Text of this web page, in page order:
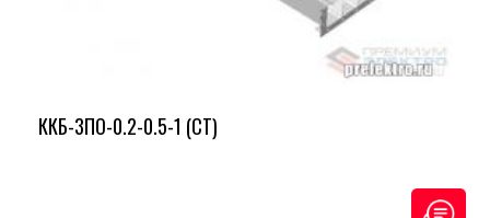
ККБ-3ПО-0.2-0.5-1 (СТ)